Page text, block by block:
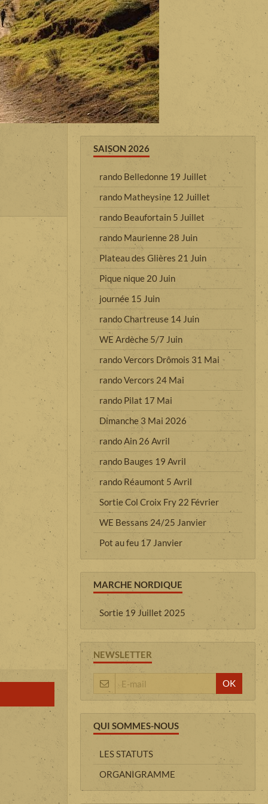
SAISON 2026
rando Belledonne 19 Juillet
rando Matheysine 12 Juillet
rando Beaufortain 5 Juillet
rando Maurienne 28 Juin
Plateau des Glières 21 Juin
Pique nique 20 Juin
journée 15 Juin
rando Chartreuse 14 Juin
WE Ardèche 5/7 Juin
rando Vercors Drômois 31 Mai
rando Vercors 24 Mai
rando Pilat 17 Mai
Dimanche 3 Mai 2026
rando Ain 26 Avril
rando Bauges 19 Avril
rando Réaumont 5 Avril
Sortie Col Croix Fry 22 Février
WE Bessans 24/25 Janvier
Pot au feu 17 Janvier
MARCHE NORDIQUE
Sortie 19 Juillet 2025
NEWSLETTER
OK
QUI SOMMES-NOUS
LES STATUTS
ORGANIGRAMME